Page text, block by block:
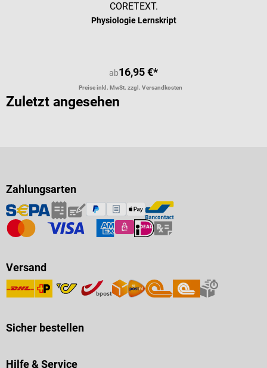
CORETEXT.
Physiologie Lernskript
ab16,95 €*
Preise inkl. MwSt. zzgl. Versandkosten
Zuletzt angesehen
Zahlungsarten
Versand
Sicher bestellen
Hilfe & Service